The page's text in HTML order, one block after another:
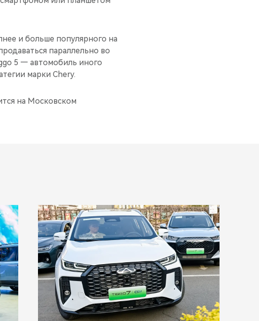
и больше популярного на
параллельно во
5 — автомобиль иного
марки Chery.
на Московском